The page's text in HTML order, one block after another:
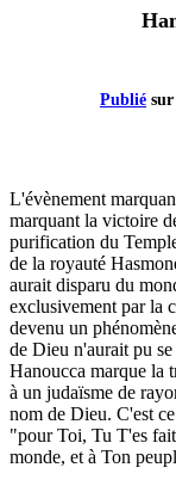
Publié
L'évènement
marquant la victoire
purification du
de la royauté
aurait disparu du
exclusivement par la
devenu un
de Dieu n'aurait pu
Hanoucca marque la
à un judaïsme de
nom de Dieu. C'est
"pour Toi, Tu T'es
monde, et à Ton